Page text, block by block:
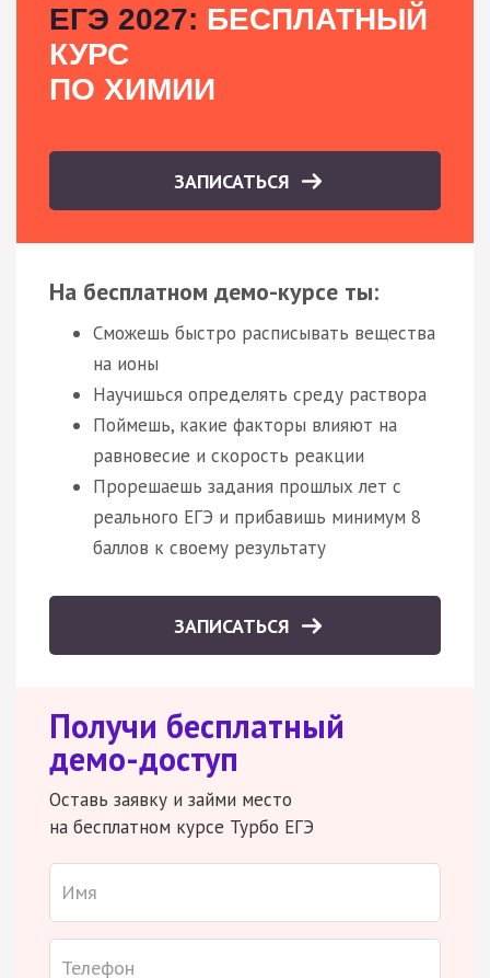
ЕГЭ 2027: БЕСПЛАТНЫЙ
КУРС
ПО ХИМИИ
ЗАПИСАТЬСЯ
На бесплатном демо-курсе ты:
Сможешь быстро расписывать вещества
на ионы
Научишься определять среду раствора
Поймешь, какие факторы влияют на
равновесие и скорость реакции
Прорешаешь задания прошлых лет с
реального ЕГЭ и прибавишь минимум 8
баллов к своему результату
ЗАПИСАТЬСЯ
Получи бесплатный
демо-доступ
Оставь заявку и займи место
на бесплатном курсе Турбо ЕГЭ